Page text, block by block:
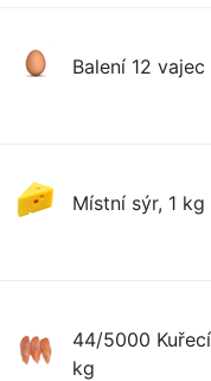
Balení 12 vajec
Místní sýr, 1 kg
44/5000
kg